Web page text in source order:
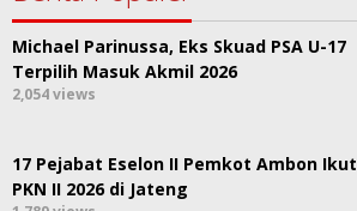
Michael Parinussa, Eks Skuad PSA U-17
Terpilih Masuk Akmil 2026
2,054 views
17 Pejabat Eselon II Pemkot Ambon Ikut
PKN II 2026 di Jateng